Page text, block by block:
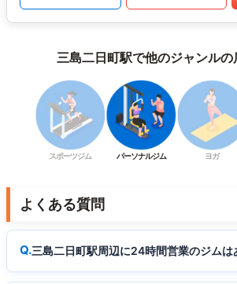
三島二日町駅で他のジャンルの
スポーツジム パーソナルジム ヨガ
よくある質問
三島二日町駅周辺に24時間営業のジムは